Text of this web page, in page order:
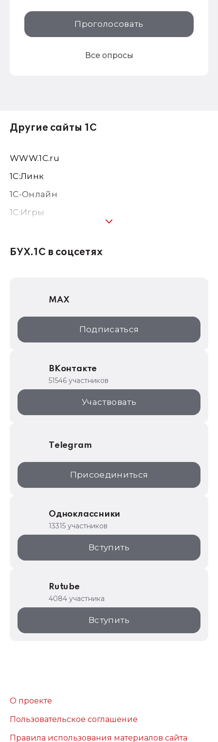
Проголосовать
Все опросы
Другие сайты 1С
WWW.1С.ru
1С:Линк
1С-Онлайн
1C:Игры
1С:Консалтинг
1С:Дистрибьюция
1С:Образование
ИТС.1C.ru
1С:Торговая площадка
БУХ.1С в соцсетях
MAX
Подписаться
ВКонтакте
51546 участников
Участвовать
Telegram
Присоединиться
Одноклассники
13315 участников
Вступить
Rutube
4084 участника
Вступить
О проекте
Пользовательское соглашение
Правила использования материалов сайта